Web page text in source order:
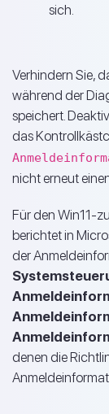
sich.
Verhindern Sie,
während der
speichert.
das
nicht erneut
Für den Win11-
berichtet in
der
denen die